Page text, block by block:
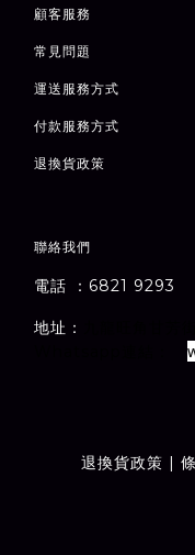
顧客服務
常見問題
運送服務方式
付款服務方式
退換貨政策
聯絡我們
電話 ：6821 9293
地址：
退換貨政策 |